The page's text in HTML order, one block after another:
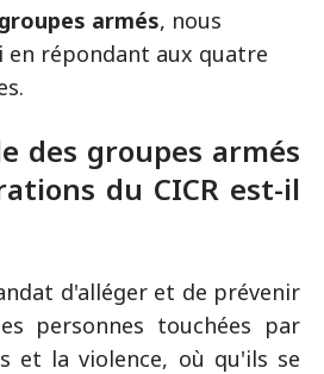
armés, nous
répondant aux quatre
des groupes armés
du CICR est-il
d'alléger et de prévenir
personnes touchées par
et la violence, où qu'ils se